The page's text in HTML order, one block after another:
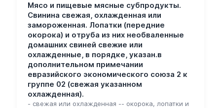
Мясо и пищевые мясные субпродукты.
Свинина свежая, охлажденная или
замороженная. Лопатки (передние
окорока) и отруба из них необваленные
домашних свиней свежие или
охлажденные, в порядке, указан.в
дополнительном примечании
евразийского экономического союза 2 к
группе 02 (свежая указанном
охлажденная).
- свежая или охлажденная -- окорока, лопатки и